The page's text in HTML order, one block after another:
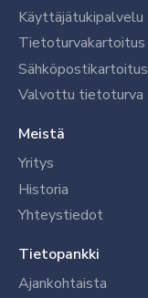
Käyttäjätukipalvelu
Tietoturvakartoitus
Sähköpostikartoitus
Valvottu tietoturva
Meistä
Yritys
Historia
Yhteystiedot
Tietopankki
Ajankohtaista